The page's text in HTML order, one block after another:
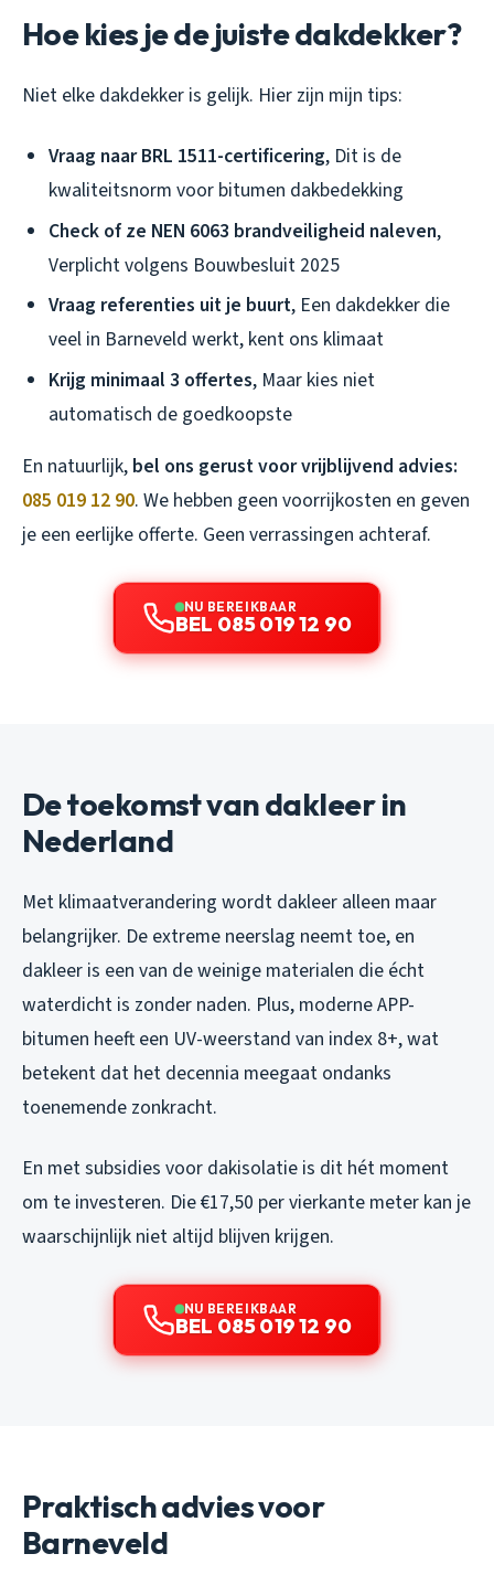
Hoe kies je de juiste dakdekker?
Niet elke dakdekker is gelijk. Hier zijn mijn tips:
Vraag naar BRL 1511-certificering, Dit is de
kwaliteitsnorm voor bitumen dakbedekking
Check of ze NEN 6063 brandveiligheid naleven,
Verplicht volgens Bouwbesluit 2025
Vraag referenties uit je buurt, Een dakdekker die
veel in Barneveld werkt, kent ons klimaat
Krijg minimaal 3 offertes, Maar kies niet
automatisch de goedkoopste
En natuurlijk, bel ons gerust voor vrijblijvend advies:
085 019 12 90. We hebben geen voorrijkosten en geven
je een eerlijke offerte. Geen verrassingen achteraf.
NU BEREIKBAAR
BEL 085 019 12 90
De toekomst van dakleer in
Nederland
Met klimaatverandering wordt dakleer alleen maar
belangrijker. De extreme neerslag neemt toe, en
dakleer is een van de weinige materialen die écht
waterdicht is zonder naden. Plus, moderne APP-
bitumen heeft een UV-weerstand van index 8+, wat
betekent dat het decennia meegaat ondanks
toenemende zonkracht.
En met subsidies voor dakisolatie is dit hét moment
om te investeren. Die €17,50 per vierkante meter kan je
waarschijnlijk niet altijd blijven krijgen.
NU BEREIKBAAR
BEL 085 019 12 90
Praktisch advies voor
Barneveld